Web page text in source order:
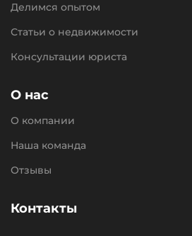
Делимся опытом
Статьи о недвижимости
Консультации юриста
О нас
О компании
Наша команда
Отзывы
Контакты